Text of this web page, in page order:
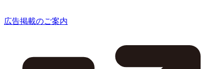
広告掲載のご案内